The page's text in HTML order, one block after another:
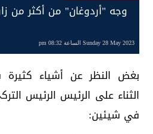
وجه "أردوغان" من أكثر من
Sunday 28 May 2023 الساعة 08:32 pm
بغض النظر عن أشياء كثيرة
الثناء على الرئيس الرئيس
في شيئين: